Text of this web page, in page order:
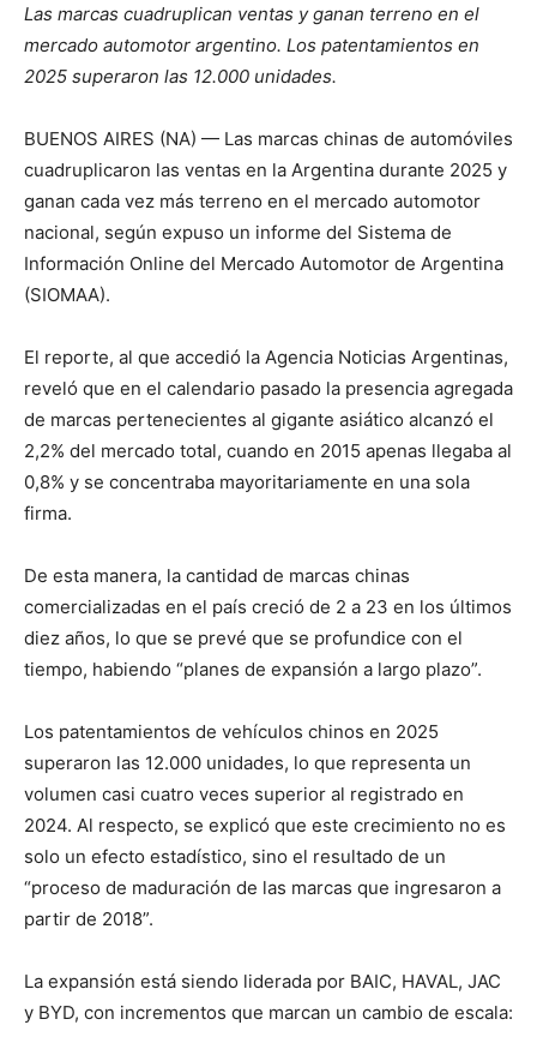
Las marcas cuadruplican ventas y ganan terreno en el
mercado automotor argentino. Los patentamientos en
2025 superaron las 12.000 unidades.
BUENOS AIRES (NA) — Las marcas chinas de automóviles
cuadruplicaron las ventas en la Argentina durante 2025 y
ganan cada vez más terreno en el mercado automotor
nacional, según expuso un informe del Sistema de
Información Online del Mercado Automotor de Argentina
(SIOMAA).
El reporte, al que accedió la Agencia Noticias Argentinas,
reveló que en el calendario pasado la presencia agregada
de marcas pertenecientes al gigante asiático alcanzó el
2,2% del mercado total, cuando en 2015 apenas llegaba al
0,8% y se concentraba mayoritariamente en una sola
firma.
De esta manera, la cantidad de marcas chinas
comercializadas en el país creció de 2 a 23 en los últimos
diez años, lo que se prevé que se profundice con el
tiempo, habiendo “planes de expansión a largo plazo”.
Los patentamientos de vehículos chinos en 2025
superaron las 12.000 unidades, lo que representa un
volumen casi cuatro veces superior al registrado en
2024. Al respecto, se explicó que este crecimiento no es
solo un efecto estadístico, sino el resultado de un
“proceso de maduración de las marcas que ingresaron a
partir de 2018”.
La expansión está siendo liderada por BAIC, HAVAL, JAC
y BYD, con incrementos que marcan un cambio de escala: